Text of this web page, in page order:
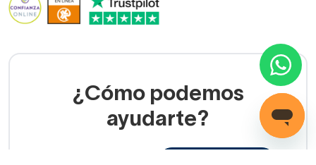
¿Cómo podemos
ayudarte?